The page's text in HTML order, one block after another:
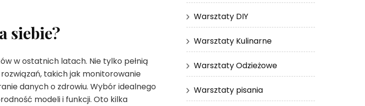
siebie?
w ostatnich latach. Nie tylko pełnią
takich jak monitorowanie
danych o zdrowiu. Wybór idealnego
modeli i funkcji. Oto kilka
Warsztaty DIY
Warsztaty Kulinarne
Warsztaty Odzieżowe
Warsztaty pisania